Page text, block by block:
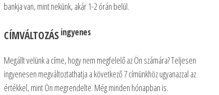
bankja van, mint nekünk, akár 1-2 órán belül.
CÍMVÁLTOZÁS ingyenes
Megállt velünk a címe, hogy nem megfelelő az Ön számára? Teljesen
ingyenesen megváltoztathatja a következő 7 címünkhöz ugyanazzal az
értékkel, mint Ön megrendelte. Még minden hónapban is.